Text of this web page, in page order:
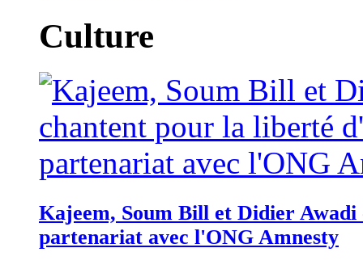
Culture
Kajeem, Soum Bill et Didier
partenariat avec l'ONG Amnesty